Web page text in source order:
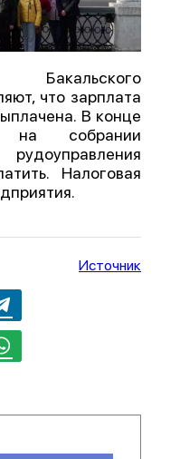
что зарплата
В конце
на собрании
Налоговая
Источник